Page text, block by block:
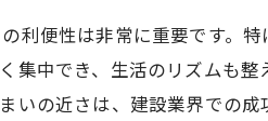
便性は非常に重要です。
中でき、生活のリズムも
の近さは、建設業界での成